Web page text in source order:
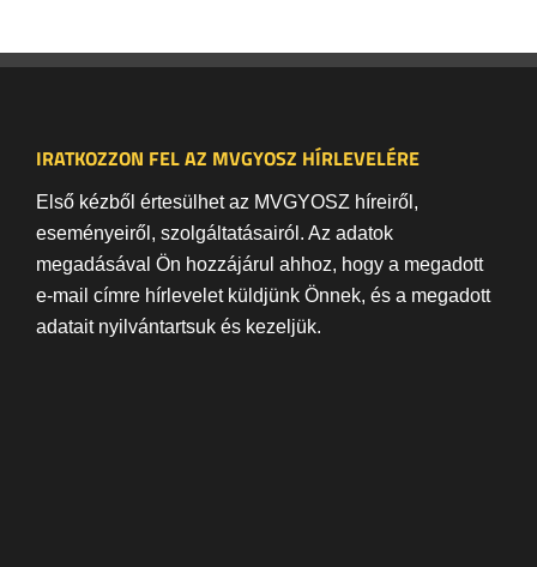
IRATKOZZON FEL AZ MVGYOSZ HÍRLEVELÉRE
Első kézből értesülhet az MVGYOSZ híreiről,
eseményeiről, szolgáltatásairól. Az adatok
megadásával Ön hozzájárul ahhoz, hogy a megadott
e-mail címre hírlevelet küldjünk Önnek, és a megadott
adatait nyilvántartsuk és kezeljük.